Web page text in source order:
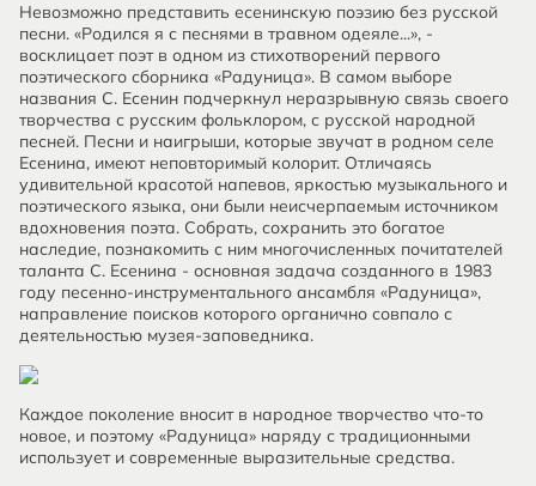
Невозможно представить есенинскую поэзию без русской
песни. «Родился я с песнями в травном одеяле...», -
восклицает поэт в одном из стихотворений первого
поэтического сборника «Радуница». В самом выборе
названия С. Есенин подчеркнул неразрывную связь своего
творчества с русским фольклором, с русской народной
песней. Песни и наигрыши, которые звучат в родном селе
Есенина, имеют неповторимый колорит. Отличаясь
удивительной красотой напевов, яркостью музыкального и
поэтического языка, они были неисчерпаемым источником
вдохновения поэта. Собрать, сохранить это богатое
наследие, познакомить с ним многочисленных почитателей
таланта С. Есенина - основная задача созданного в 1983
году песенно-инструментального ансамбля «Радуница»,
направление поисков которого органично совпало с
деятельностью музея-заповедника.
Каждое поколение вносит в народное творчество что-то
новое, и поэтому «Радуница» наряду с традиционными
использует и современные выразительные средства.